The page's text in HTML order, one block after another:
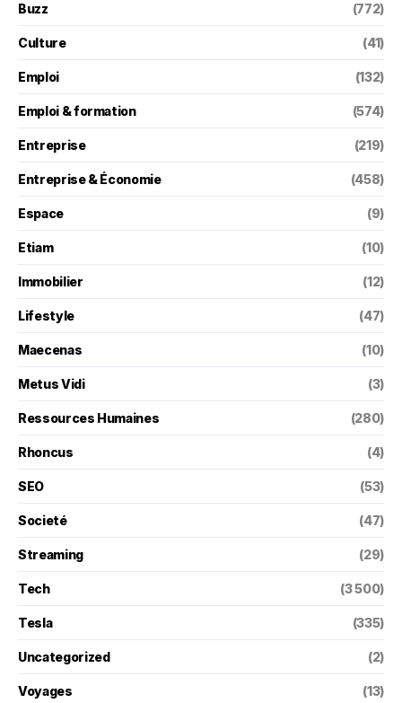
Buzz (772)
Culture (41)
Emploi (132)
Emploi & formation (574)
Entreprise (219)
Entreprise & Économie (458)
Espace (9)
Etiam (10)
Immobilier (12)
Lifestyle (47)
Maecenas (10)
Metus Vidi (3)
Ressources Humaines (280)
Rhoncus (4)
SEO (53)
Societé (47)
Streaming (29)
Tech (3 500)
Tesla (335)
Uncategorized (2)
Voyages (13)